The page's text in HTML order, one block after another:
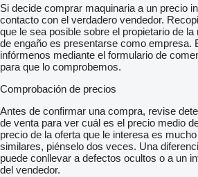
Si decide comprar maquinaria a un precio
contacto con el verdadero vendedor.
que le sea posible sobre el propietario de
de engaño es presentarse como empresa.
infórmenos mediante el formulario de
para que lo comprobemos.
Comprobación de precios
Antes de confirmar una compra, revise
de venta para ver cuál es el precio medio
precio de la oferta que le interesa es
similares, piénselo dos veces. Una
puede conllevar a defectos ocultos o a un
del vendedor.